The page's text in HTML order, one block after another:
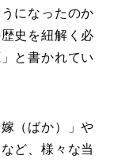
になったのか
史を紐解く必
と書かれてい
（ばか）」や
ど、様々な当